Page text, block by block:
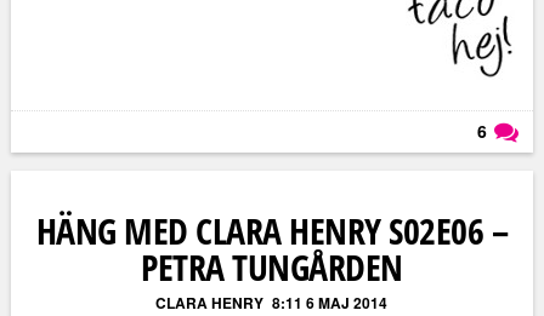
6
HÄNG MED CLARA HENRY S02E06 –
PETRA TUNGÅRDEN
CLARA HENRY 8:11 6 MAJ 2014